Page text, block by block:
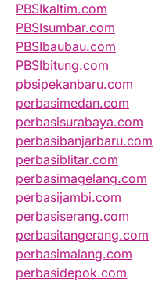
PBSIkaltim.com
PBSIsumbar.com
PBSIbaubau.com
PBSIbitung.com
pbsipekanbaru.com
perbasimedan.com
perbasisurabaya.com
perbasibanjarbaru.com
perbasiblitar.com
perbasimagelang.com
perbasijambi.com
perbasiserang.com
perbasitangerang.com
perbasimalang.com
perbasidepok.com